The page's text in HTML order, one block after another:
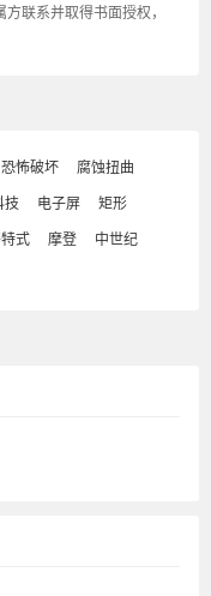
联系并取得书面授权，
恐怖破坏
腐蚀扭曲
技 电子屏
矩形
式 摩登
中世纪